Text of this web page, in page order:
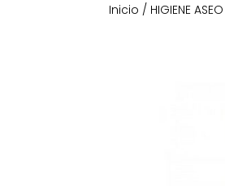
Inicio / HIGIENE ASEO